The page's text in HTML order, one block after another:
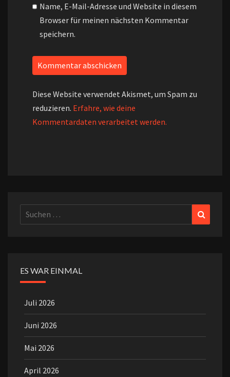
Name, E-Mail-Adresse und Website in diesem
Browser für meinen nächsten Kommentar
speichern.
Diese Website verwendet Akismet, um Spam zu
reduzieren. Erfahre, wie deine
Kommentardaten verarbeitet werden.
Suchen
nach:
ES WAR EINMAL
Juli 2026
Juni 2026
Mai 2026
April 2026